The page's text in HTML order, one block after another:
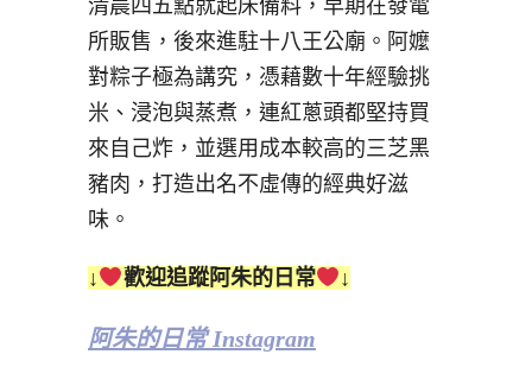
清晨四五點就起床備料，早期在發電
所販售，後來進駐十八王公廟。阿嬤
對粽子極為講究，憑藉數十年經驗挑
米、浸泡與蒸煮，連紅蔥頭都堅持買
來自己炸，並選用成本較高的三芝黑
豬肉，打造出名不虛傳的經典好滋
味。
↓ 歡迎追蹤阿朱的日常 ↓
阿朱的日常 Instagram